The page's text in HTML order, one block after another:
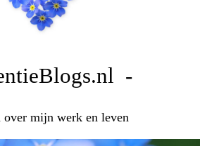
-
over mijn werk en leven